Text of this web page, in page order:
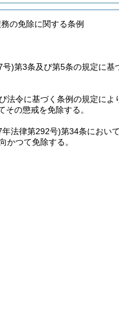
の免除に関する条例
号)第3条及び第5条の規定に基
法令に基づく条例の規定に
の懲戒を免除する。
年法律第292号)第34条におい
かつて免除する。